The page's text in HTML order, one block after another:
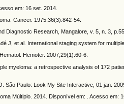
em: 16 set. 2014.
Cancer. 1975;36(3):842-54.
Diagnostic Research, Mangalore, v. 5, n. 3,
J, et al. International staging system for
Hemoter. 2007;29(1):60-6.
myeloma: a retrospective analysis of 172
Paulo: Look My Site Interactive, 01 jan.
Múltiplo. 2014. Disponível em: . Acesso em: